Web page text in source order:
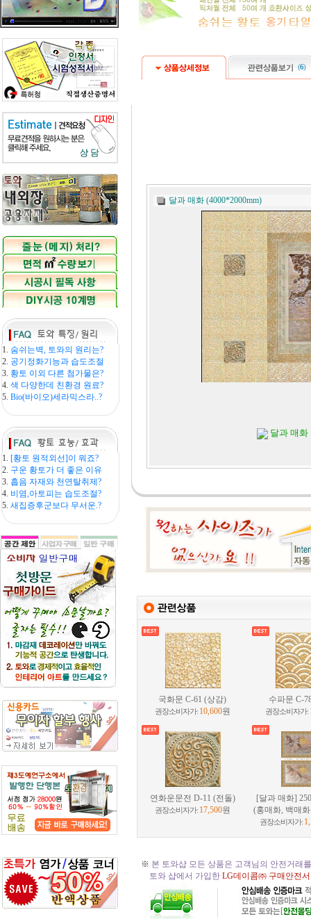
1. 숨쉬는벽, 토와의 원리는?
2. 공기정화기능과 습도조절
3.황토 이외 다른 첨가물은?
4.색 다양한데 친환경 원료?
5.Bio(바이오)세라믹스라..?
1. [황토 원적외선]이 뭐죠?
2. 구운 황토가 더 좋은 이유
3. 흡음 자재와 천연탈취제?
4. 비염,아토피는 습도조절?
5.새집증후군보다 무서운.?
(6)
달과 매화 (4000*2000mm)
달과 매화
국화문 C-61 (상감)
권장소비자가: 10,600원
수파문 C-
권장소비자가:
연화운문전 D-11 (전돌)
권장소비자가: 17,500원
[달과 매화]
(홍매화, 백매
권장소비자가:
※ 본 토와샵 모든 상품은 고객님의 안전거래
토와 샵에서 가입한 LG데이콤㈜ 구매안전